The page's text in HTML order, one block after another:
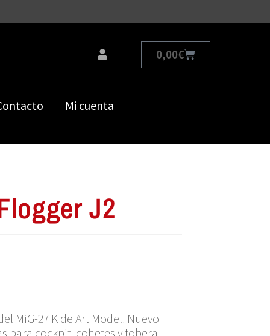
0,00€
Mi cuenta
J2
MiG-27 K de Art Model. Nuevo
para cockpit, cohetes y tobera.